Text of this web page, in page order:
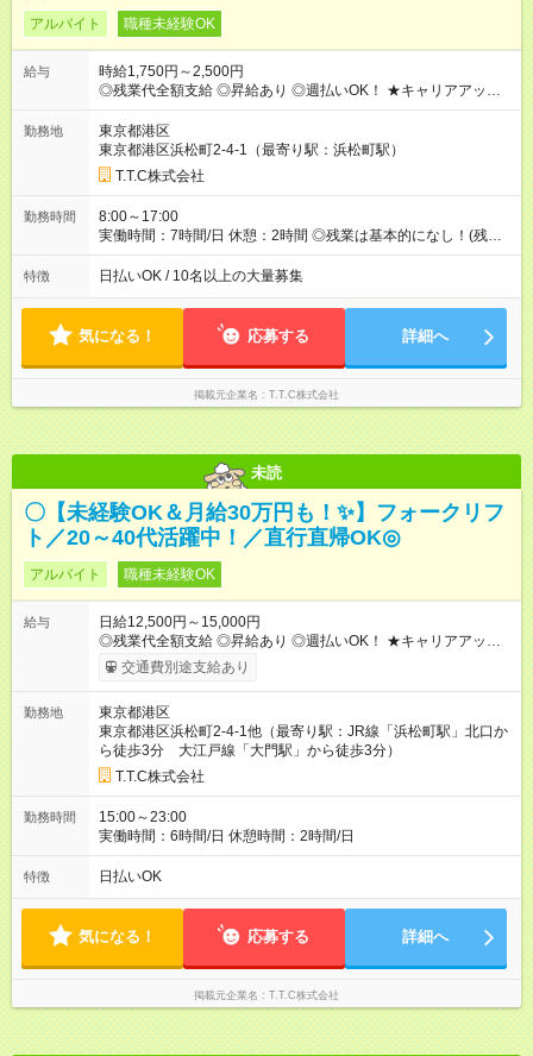
アルバイト 職種未経験OK
給与
時給1,750円～2,500円
◎残業代全額支給 ◎昇給あり ◎週払いOK！ ★キャリアアップの
一例★ ・一般作業員 ：1年目 月収31万 ・作業長(サブリー
ダー)：3年目 月収35万 ・職長(リーダー) ：5年目 月収42万
【試用期間】試用期間なし
勤務地
東京都港区
東京都港区浜松町2-4-1（最寄り駅：浜松町駅）
T.T.C株式会社
勤務時間
8:00～17:00
実働時間：7時間/日 休憩：2時間 ◎残業は基本的になし！(残業
あった場合は全額支給します) ◎平日のみOK ◎週4日以上OK ◎
即日勤務OK ◎友達と応募OK
特徴 日払いOK / 10名以上の大量募集
気になる！ 応募する 詳細へ
掲載元企業名 T.T.C株式会社
未読
〇【未経験OK＆月給30万円も！✨】フォークリフ
ト／20～40代活躍中！／直行直帰OK◎
アルバイト 職種未経験OK
給与
日給12,500円～15,000円
◎残業代全額支給 ◎昇給あり ◎週払いOK！ ★キャリアアップの
一例★ ・一般作業員 ：1年目 月収31万 ・作業長(サブリー
ダー)：3年目 月収35万 ・職長(リーダー) ：5年目 月収42万
給与は本採用時と同じです。
交通費別途支給あり
勤務地
東京都港区
東京都港区浜松町2-4-1他（最寄り駅：JR線「浜松町駅」北口か
ら徒歩3分 大江戸線「大門駅」から徒歩3分）
T.T.C株式会社
勤務時間
15:00～23:00
実働時間：6時間/日 休憩時間：2時間/日
特徴 日払いOK
気になる！ 応募する 詳細へ
掲載元企業名 T.T.C株式会社